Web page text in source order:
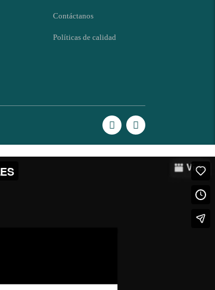
Contáctanos
Políticas de calidad